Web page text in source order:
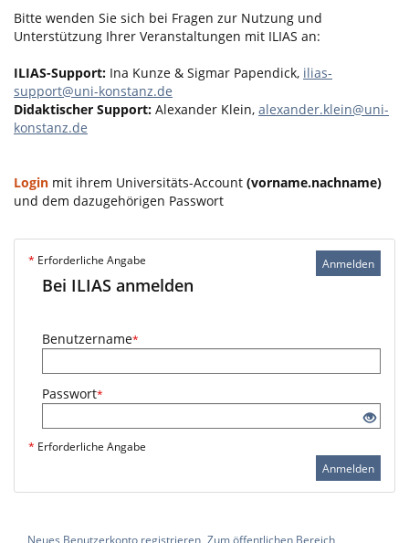
Bitte wenden Sie sich bei Fragen zur Nutzung und
Unterstützung Ihrer Veranstaltungen mit ILIAS an:
ILIAS-Support: Ina Kunze & Sigmar Papendick, ilias-
support@uni-konstanz.de
Didaktischer Support: Alexander Klein, alexander.klein@uni-
konstanz.de
Login mit ihrem Universitäts-Account (vorname.nachname)
und dem dazugehörigen Passwort
Anmelden
* Erforderliche Angabe
Bei ILIAS anmelden
Benutzername*
Passwort*
* Erforderliche Angabe
Anmelden